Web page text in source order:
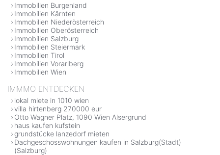
Immobilien Burgenland
Immobilien Kärnten
Immobilien Niederösterreich
Immobilien Oberösterreich
Immobilien Salzburg
Immobilien Steiermark
Immobilien Tirol
Immobilien Vorarlberg
Immobilien Wien
IMMMO ENTDECKEN
lokal miete in 1010 wien
villa hirtenberg 270000 eur
Otto Wagner Platz, 1090 Wien Alsergrund
haus kaufen kufstein
grundstücke lanzedorf mieten
Dachgeschosswohnungen kaufen in Salzburg(Stadt)
(Salzburg)